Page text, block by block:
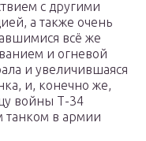
с другими
а также очень
всё же
и огневой
и увеличившаяся
и, конечно же,
войны Т-34
танком в армии